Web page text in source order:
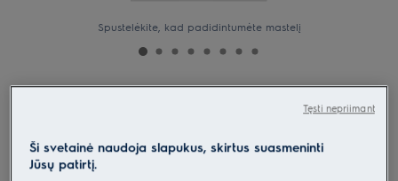
Spustelėkite, kad padidintumėte mastelį
Montuojama indaplovė 60 cm 800
serija „CleaningPerformance“
Ši svetainė naudoja slapukus, skirtus suasmeninti
Jūsų patirtį.
Tęsti nepriimant